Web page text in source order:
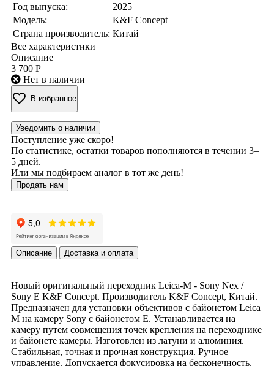
Год выпуска:
2025
Модель:
K&F Concept
Страна производитель: Китай
Все характеристики
Описание
3 700 Р
Нет в наличии
В избранное
Уведомить о наличии
Поступление уже скоро!
По статистике, остатки товаров пополняются в течении 3–
5 дней.
Или мы подбираем аналог в тот же день!
Продать нам
Описание Доставка и оплата
Новый оригинальный переходник Leica-M - Sony Nex /
Sony E K&F Concept. Производитель K&F Concept, Китай.
Предназначен для установки объективов с байонетом Leica
M на камеру Sony с байонетом E. Устанавливается на
камеру путем совмещения точек крепления на переходнике
и байонете камеры. Изготовлен из латуни и алюминия.
Стабильная, точная и прочная конструкция. Ручное
управление. Допускается фокусировка на бесконечность.